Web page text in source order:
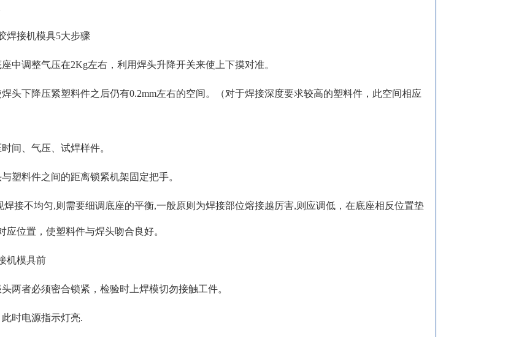
焊接机模具5大步骤
中调整气压在2Kg左右，利用焊头升降开关来使上下摸对准。
头下降压紧塑料件之后仍有0.2mm左右的空间。（对于焊接深度要求较高的塑料件，此空间相应
间、气压、试焊样件。
塑料件之间的距离锁紧机架固定把手。
焊接不均匀,则需要细调底座的平衡,一般原则为焊接部位熔接越厉害,则应调低，在底座相反位置垫
应位置，使塑料件与焊头吻合良好。
机模具前
两者必须密合锁紧，检验时上焊模切勿接触工件。
时电源指示灯亮.